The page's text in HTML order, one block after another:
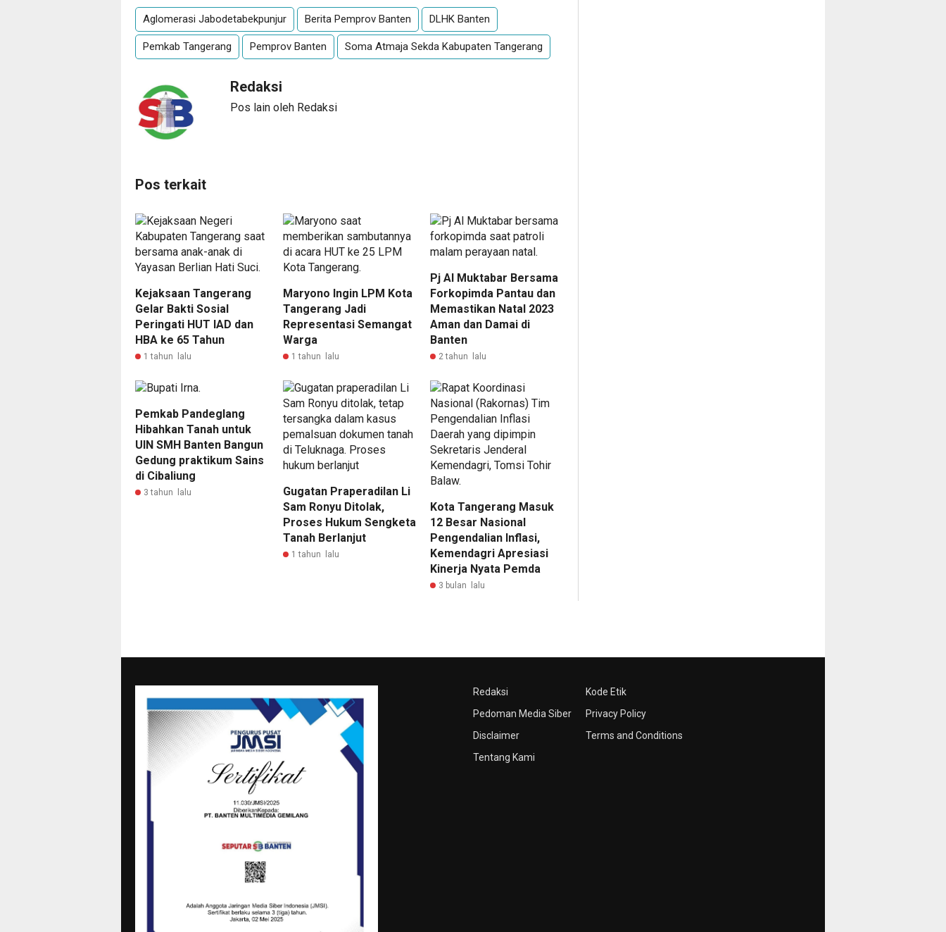
Share
Aglomerasi Jabodetabekpunjur Berita Pemprov Banten DLHK Banten
Pemkab Tangerang Pemprov Banten Soma Atmaja Sekda Kabupaten Tangerang
Redaksi
Pos lain oleh Redaksi
Pos terkait
Kejaksaan Tangerang
Gelar Bakti Sosial
Peringati HUT IAD dan
HBA ke 65 Tahun
1 tahun lalu
Maryono Ingin LPM Kota
Tangerang Jadi
Representasi Semangat
Warga
1 tahun lalu
Pj Al Muktabar Bersama
Forkopimda Pantau dan
Memastikan Natal 2023
Aman dan Damai di
Banten
2 tahun lalu
Pemkab Pandeglang
Hibahkan Tanah untuk
UIN SMH Banten Bangun
Gedung praktikum Sains
di Cibaliung
3 tahun lalu
Gugatan Praperadilan Li
Sam Ronyu Ditolak,
Proses Hukum Sengketa
Tanah Berlanjut
1 tahun lalu
Kota Tangerang Masuk
12 Besar Nasional
Pengendalian Inflasi,
Kemendagri Apresiasi
Kinerja Nyata Pemda
3 bulan lalu
Redaksi
Pedoman Media Siber
Disclaimer
Tentang Kami
Kode Etik
Privacy Policy
Terms and Conditions